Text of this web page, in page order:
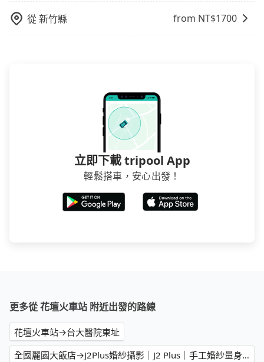
是禁止大客車通行的，建議在預定時最好先與車行或平
從新竹縣 from NT$1700
立即下載 tripool App
輕鬆搭車，安心出發！
更多從 花壇火車站 附近出發的路線
花壇火車站→台大醫院東址
全國麗園大飯店→J2Plus婚紗攝影｜J2 Plus｜手工婚紗量身訂製｜J2 婚紗｜台北婚紗推薦｜台北禮服單租｜新娘秘書｜台北婚攝｜台北閨蜜寫真｜台北親子寫真｜台北寵物婚紗｜台北大尺碼婚紗｜台北孕婦寫真｜台北同性婚紗｜